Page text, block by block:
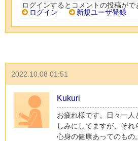
ログインするとコメントの投稿がで
ログイン
新規ユーザ登録
2022.10.08 01:51
Kukuri
お疲れ様です。日々一
しみにしてますが、そ
心身の健康あってのもの。